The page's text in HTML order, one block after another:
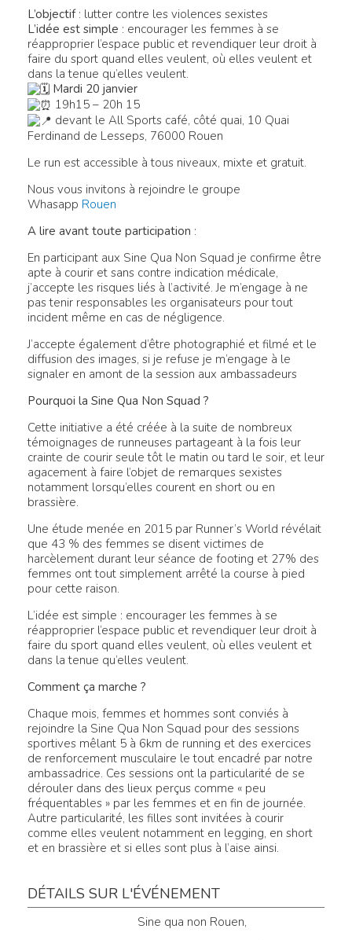
L’objectif: lutter contre les violences sexistes
L’idée est simple : encourager les femmes à se
réapproprier l’espace public et revendiquer leur droit à
faire du sport quand elles veulent, où elles veulent et
dans la tenue qu’elles veulent.
Mardi 20 janvier
19h15 – 20h 15
devant le All Sports café, côté quai, 10 Quai
Ferdinand de Lesseps, 76000 Rouen
Le run est accessible à tous niveaux, mixte et gratuit.
Nous vous invitons à rejoindre le groupe
Whasapp Rouen
A lire avant toute participation :
En participant aux Sine Qua Non Squad je confirme être
apte à courir et sans contre indication médicale,
j’accepte les risques liés à l’activité. Je m’engage à ne
pas tenir responsables les organisateurs pour tout
incident même en cas de négligence.
J’accepte également d’être photographié et filmé et le
diffusion des images, si je refuse je m’engage à le
signaler en amont de la session aux ambassadeurs
Pourquoi la Sine Qua Non Squad ?
Cette initiative a été créée à la suite de nombreux
témoignages de runneuses partageant à la fois leur
crainte de courir seule tôt le matin ou tard le soir, et leur
agacement à faire l’objet de remarques sexistes
notamment lorsqu’elles courent en short ou en
brassière.
Une étude menée en 2015 par Runner’s World révélait
que 43 % des femmes se disent victimes de
harcèlement durant leur séance de footing et 27% des
femmes ont tout simplement arrêté la course à pied
pour cette raison.
L’idée est simple : encourager les femmes à se
réapproprier l’espace public et revendiquer leur droit à
faire du sport quand elles veulent, où elles veulent et
dans la tenue qu’elles veulent.
Comment ça marche ?
Chaque mois, femmes et hommes sont conviés à
rejoindre la Sine Qua Non Squad pour des sessions
sportives mêlant 5 à 6km de running et des exercices
de renforcement musculaire le tout encadré par notre
ambassadrice. Ces sessions ont la particularité de se
dérouler dans des lieux perçus comme « peu
fréquentables » par les femmes et en fin de journée.
Autre particularité, les filles sont invitées à courir
comme elles veulent notamment en legging, en short
et en brassière et si elles sont plus à l’aise ainsi.
DÉTAILS SUR L'ÉVÉNEMENT
Sine qua non Rouen,